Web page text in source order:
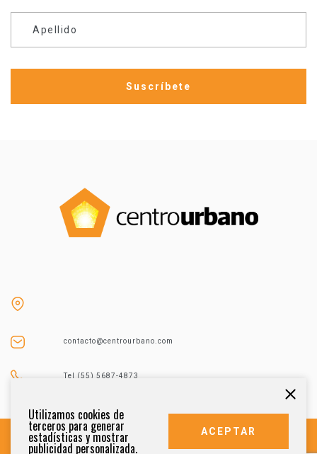
Apellido
contacto@centrourbano.com
Tel (55) 5687-4873
Utilizamos cookies de
terceros para generar
estadísticas y mostrar
publicidad personalizada.
ACEPTAR